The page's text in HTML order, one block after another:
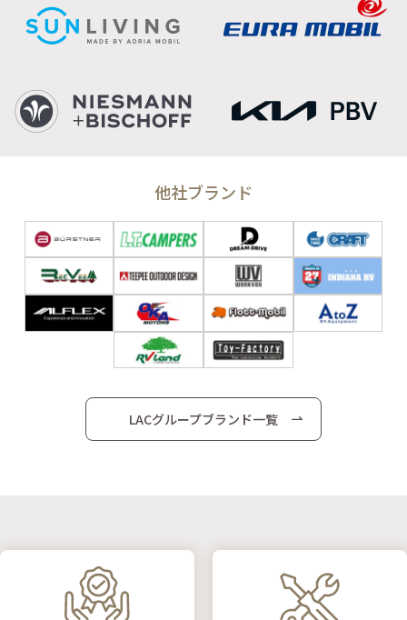
他社ブランド
LACグループブランド一覧